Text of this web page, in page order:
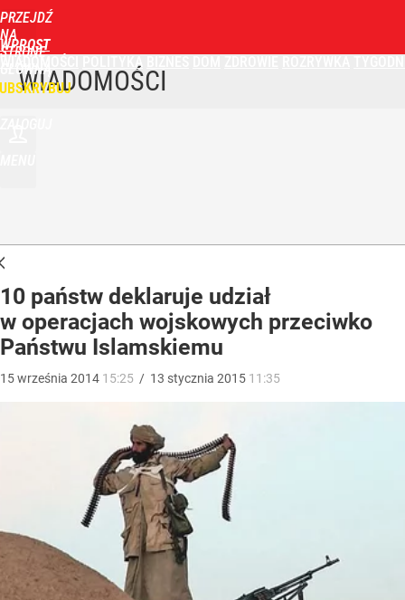
PRZEJDŹ
NA
STRONĘ
GŁÓWNĄ
WPROST
POLITYKA
WIADOMOŚCI
10 państw deklaruje udział
w operacjach wojskowych przeciwko
Państwu Islamskiemu
15września 2014 15:25 / 13 stycznia 2015 11:35